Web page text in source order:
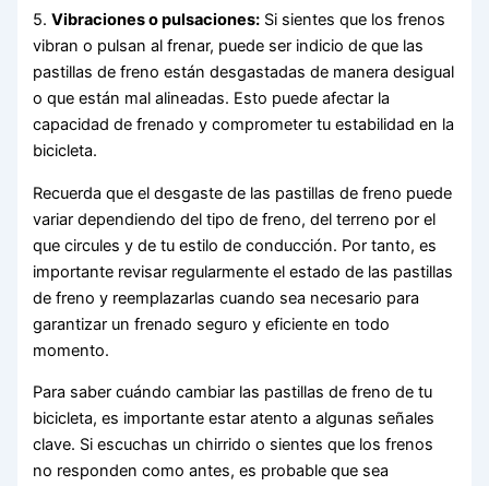
5.Vibraciones o pulsaciones: Si sientes que los frenos
vibran o pulsan al frenar, puede ser indicio de que las
pastillas de freno están desgastadas de manera desigual
o que están mal alineadas. Esto puede afectar la
capacidad de frenado y comprometer tu estabilidad en la
bicicleta.
Recuerda que el desgaste de las pastillas de freno puede
variar dependiendo del tipo de freno, del terreno por el
que circules y de tu estilo de conducción. Por tanto, es
importante revisar regularmente el estado de las pastillas
de freno y reemplazarlas cuando sea necesario para
garantizar un frenado seguro y eficiente en todo
momento.
Para saber cuándo cambiar las pastillas de freno de tu
bicicleta, es importante estar atento a algunas señales
clave. Si escuchas un chirrido o sientes que los frenos
no responden como antes, es probable que sea